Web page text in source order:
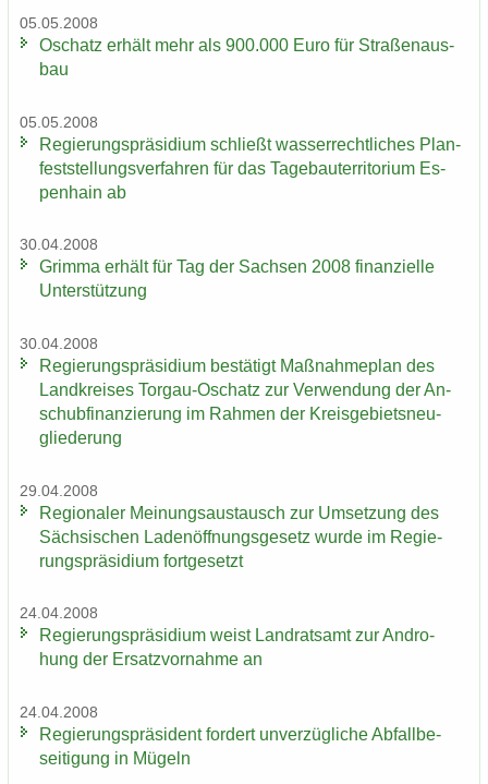
05.05.2008
Oschatz er­hält mehr als 900.000 Euro für Stra­ßen­aus­
bau
05.05.2008
Re­gie­rungs­prä­si­di­um schließt was­ser­recht­li­ches Plan­
fest­stel­lungs­ver­fah­ren für das Ta­ge­bau­ter­ri­to­ri­um Es­
pen­hain ab
30.04.2008
Grim­ma er­hält für Tag der Sach­sen 2008 fi­nan­zi­el­le
Un­ter­stüt­zung
30.04.2008
Re­gie­rungs­prä­si­di­um be­stä­tigt Maß­nah­me­plan des
Land­krei­ses Torgau-​Oschatz zur Ver­wen­dung der An­
schub­fi­nan­zie­rung im Rah­men der Kreis­ge­biets­neu­
glie­de­rung
29.04.2008
Re­gio­na­ler Mei­nungs­aus­tausch zur Um­set­zung des
Säch­si­schen La­den­öff­nungs­ge­setz wurde im Re­gie­
rungs­prä­si­di­um fort­ge­setzt
24.04.2008
Re­gie­rungs­prä­si­di­um weist Land­rats­amt zur An­dro­
hung der Er­satz­vor­nah­me an
24.04.2008
Re­gie­rungs­prä­si­dent for­dert un­ver­züg­li­che Ab­fall­be­
sei­ti­gung in Mü­geln